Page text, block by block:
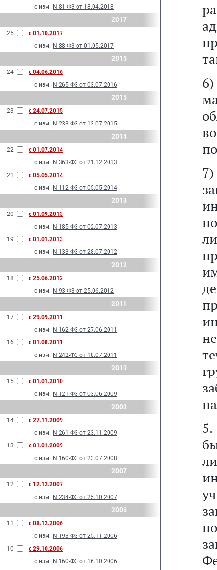
с изм. N 81-Ф3 от 18.04.2018
2017
25
с 01.10.2017
с изм. N 88-Ф3 от 01.05.2017
2016
24
с 04.06.2016
с изм. N 265-Ф3 от 03.07.2016
2015
23
с 24.07.2015
с изм. N 233-Ф3 от 13.07.2015
2014
22
с 01.07.2014
с изм. N 363-Ф3 от 21.12.2013
21
с 05.05.2014
с изм. N 112-Ф3 от 05.05.2014
2013
20
с 01.09.2013
с изм. N 185-Ф3 от 02.07.2013
19
с 01.01.2013
с изм. N 133-Ф3 от 28.07.2012
2012
18
с 25.06.2012
с изм. N 93-Ф3 от 25.06.2012
2011
17
с 29.09.2011
с изм. N 162-Ф3 от 27.06.2011
16
с 01.08.2011
с изм. N 242-Ф3 от 18.07.2011
2010
15
с 01.01.2010
с изм. N 121-Ф3 от 03.06.2009
2009
14
с 27.11.2009
с изм. N 261-Ф3 от 23.11.2009
13
с 01.01.2009
с изм. N 160-Ф3 от 23.07.2008
2007
12
с 12.12.2007
с изм. N 234-Ф3 от 25.10.2007
2006
11
с 08.12.2006
с изм. N 193-Ф3 от 25.11.2006
10
с 29.10.2006
с изм. N 160-Ф3 от 16.10.2006
5.